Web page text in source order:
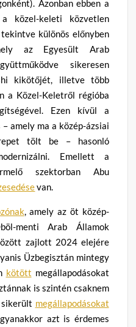
Azonban ebben a
közel-keleti közvetlen
különös előnyben
az Egyesült Arab
sikeresen
kikötőjét, illetve több
a Közel-Keletről régióba
Ezen kívül a
– amely ma a közép-ázsiai
tölt be – hasonló
Emellett a
szektorban Abu
van.
, amely az öt közép-
menti Arab Államok
zajlott 2024 elejére
Üzbegisztán mintegy
kötött megállapodásokat
is szintén csaknem
megállapodásokat
azt is érdemes